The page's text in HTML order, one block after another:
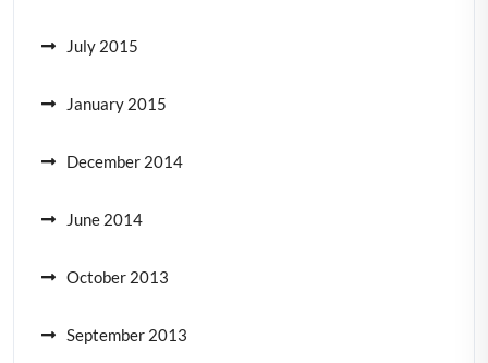
July 2015
January 2015
December 2014
June 2014
October 2013
September 2013